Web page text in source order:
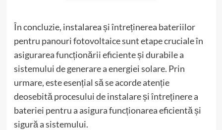
În concluzie, instalarea și întreținerea bateriilor
pentru panouri fotovoltaice sunt etape cruciale în
asigurarea funcționării eficiente și durabile a
sistemului de generare a energiei solare. Prin
urmare, este esențial să se acorde atenție
deosebită procesului de instalare și întreținere a
bateriei pentru a asigura funcționarea eficientă și
sigură a sistemului.